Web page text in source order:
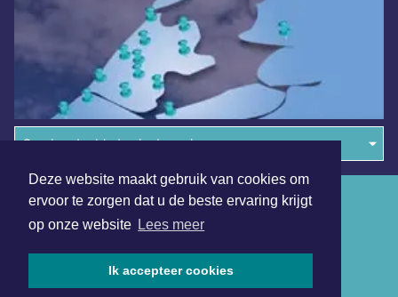
Deze website maakt gebruik van cookies om
ervoor te zorgen dat u de beste ervaring krijgt
op onze website Lees meer
Ik accepteer cookies
Overige dagbladen in de regio
Algemene voorwaarden
Disclaimer